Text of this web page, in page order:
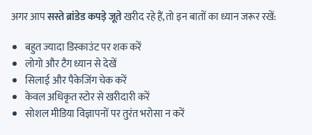
अगर आपसस्ते ब्रांडेड कपड़े जूतेखरीद रहे हैं, तो इन बातों का ध्यान जरूर रखें:
बहुत ज्यादा डिस्काउंट पर शक करें
लोगो और टैग ध्यान से देखें
सिलाई और पैकेजिंग चेक करें
केवल अधिकृत स्टोर से खरीदारी करें
सोशल मीडिया विज्ञापनों पर तुरंत भरोसा न करें